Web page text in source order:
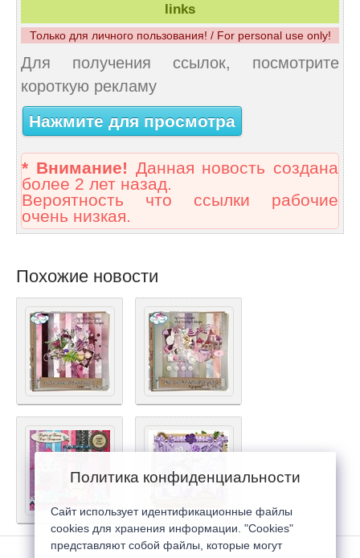
links
Только для личного пользования! / For personal use only!
Для получения ссылок, посмотрите
короткую рекламу
Нажмите для просмотра
* Внимание! Данная новость создана
более 2 лет назад.
Вероятность что ссылки рабочие
очень низкая.
Похожие новости
Политика конфиденциальности
Сайт использует идентификационные файлы
cookies для хранения информации. "Cookies"
представляют собой файлы, которые могут